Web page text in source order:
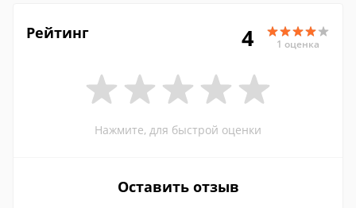
Рейтинг 4 1 оценка
Нажмите, для быстрой оценки
Оставить отзыв